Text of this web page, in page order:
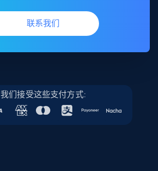
联系我们
我们接受这些支付方式: